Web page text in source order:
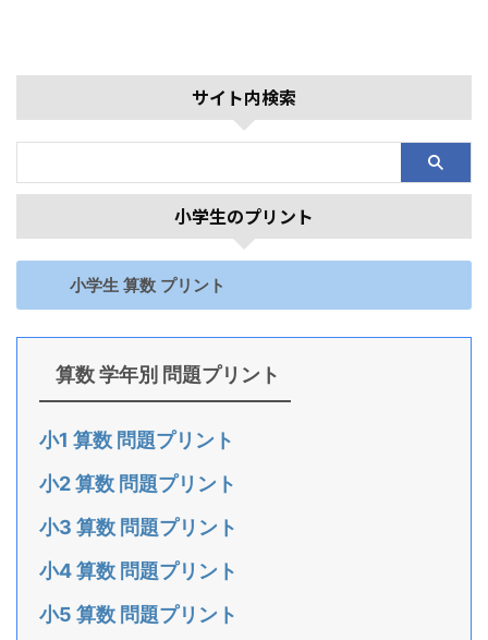
サイト内検索
小学生のプリント
小学生 算数 プリント
算数 学年別 問題プリント
小1 算数 問題プリント
小2 算数 問題プリント
小3 算数 問題プリント
小4 算数 問題プリント
小5 算数 問題プリント